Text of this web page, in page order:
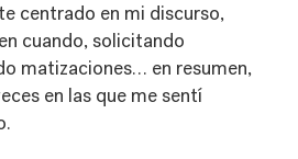
centrado en mi discurso,
cuando, solicitando
matizaciones… en resumen,
en las que me sentí